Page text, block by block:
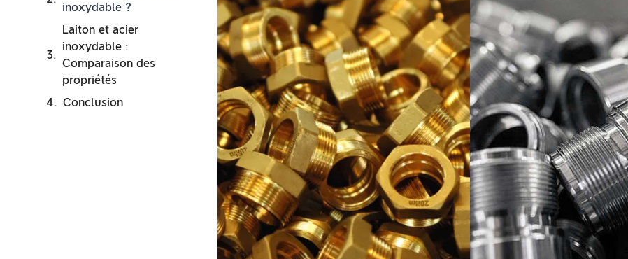
inoxydable ?
Laiton et acier
inoxydable :
Comparaison des
propriétés
Conclusion